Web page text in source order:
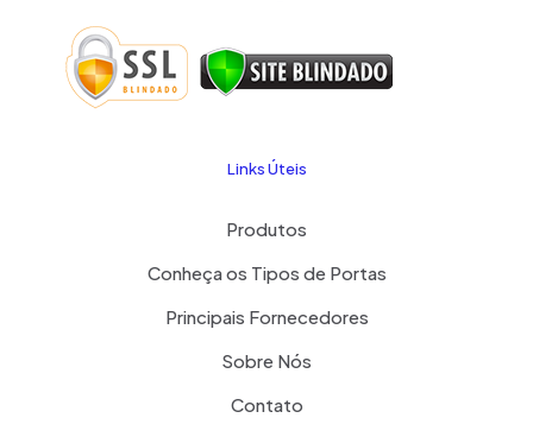
Links Úteis
Produtos
Conheça os Tipos de Portas
Principais Fornecedores
Sobre Nós
Contato